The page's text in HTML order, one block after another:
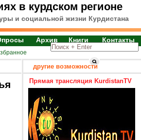
в курдском регионе
и социальной жизни Курдистана
Архив Книги Контакты
другие возможности
Прямая трансляция KurdistanTV